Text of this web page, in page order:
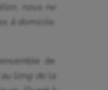
derbynous ne
à domicile,
de
long de la